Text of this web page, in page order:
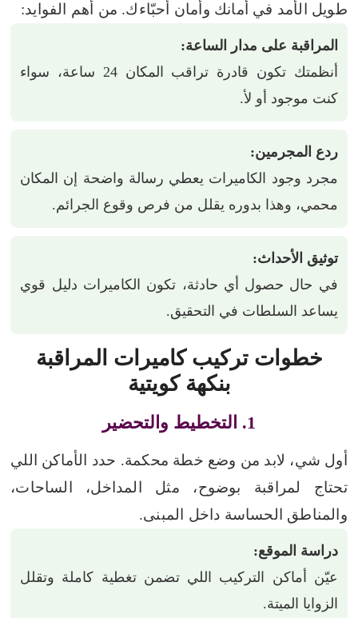
طويل الأمد في أمانك وأمان أحبّاءك. من أهم الفوايد:
المراقبة على مدار الساعة:
أنظمتك تكون قادرة تراقب المكان 24 ساعة، سواء
كنت موجود أو لأ.
ردع المجرمين:
مجرد وجود الكاميرات يعطي رسالة واضحة إن المكان
محمي، وهذا بدوره يقلل من فرص وقوع الجرائم.
توثيق الأحداث:
في حال حصول أي حادثة، تكون الكاميرات دليل قوي
يساعد السلطات في التحقيق.
خطوات تركيب كاميرات المراقبة
بنكهة كويتية
1. التخطيط والتحضير
أول شي، لابد من وضع خطة محكمة. حدد الأماكن اللي
تحتاج لمراقبة بوضوح، مثل المداخل، الساحات،
والمناطق الحساسة داخل المبنى.
دراسة الموقع:
عيّن أماكن التركيب اللي تضمن تغطية كاملة وتقلل
الزوايا الميتة.